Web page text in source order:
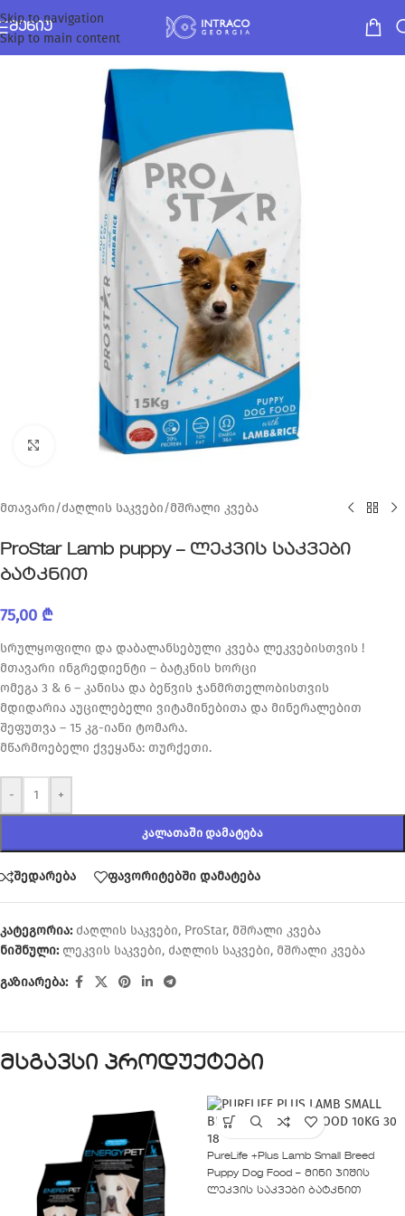
Skip to navigation
Skip to main content
ᲛᲔᲜᲘᲣ
Click to enlarge
მთავარი/ძაღლის საკვები/მშრალი კვება
ProStar Lamb puppy – ლეკვის საკვები
ბატკნით
75,00 ₾
სრულყოფილი და დაბალანსებული კვება ლეკვებისთვის !
მთავარი ინგრედიენტი – ბატკნის ხორცი
ომეგა 3 & 6 – კანისა და ბეწვის ჯანმრთელობისთვის
მდიდარია აუცილებელი ვიტამინებითა და მინერალებით
შეფუთვა – 15 კგ-იანი ტომარა.
მწარმოებელი ქვეყანა: თურქეთი.
- +
ᲙᲐᲚᲐᲗᲐᲨᲘ ᲓᲐᲛᲐᲢᲔᲑᲐ
შედარება ფავორიტებში დამატება
კატეგორია: ძაღლის საკვები, ProStar, მშრალი კვება
ნიშნული: ლეკვის საკვები, ძაღლის საკვები, მშრალი კვება
გაზიარება:
მსგავსი პროდუქტები
PureLife +Plus Lamb Small Breed
Puppy Dog Food – მინი ჯიშის
ლეკვის საკვები ბატკნით